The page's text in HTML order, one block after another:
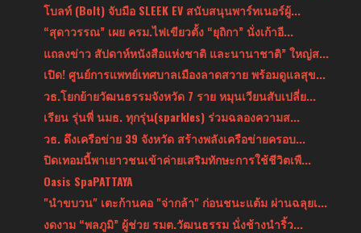
โบลท์ (Bolt) จับมือ SLEEK EV สนับสนุนพาร์ทเนอร์ผู้...
“สุดาวรรณ” เผย ครม.ไฟเขียวตั้ง “ยุถิกา” นั่งเก้าอี...
แถลงข่าว สัปดาห์หนังสือแห่งชาติ และนานาชาติ” ใหญ่ส...
เปิด! ศูนย์การแพทย์เทศบาลเมืองลาดสวาย พร้อมดูแลสุข...
วธ.โยกย้ายวัฒนธรรมจังหวัด 7 ราย หมุนเวียนสับเปลี่ย...
เรียน รุ่นพี่ นมธ. ทุกรุ่น(sparkles) ร่วมฉลองความส...
วธ. ดึงเครือข่าย 39 จังหวัด สร้างพลังเครือข่ายครอบ...
ปิดเทอมนี้พาเยาวชนเข้าค่ายเสริมทักษะการใช้ชีวิตเพื...
Oasis SpaPATTAYA
"นำขบวน" เตะก้านคอ "จ่ากล้า" ก่อนชนะแต้ม ผ่านฉลุยเ...
งดงาม “พลภูมิ” ผู้ช่วย รมต.วัฒนธรรม นั่งช้างนำริ้ว...